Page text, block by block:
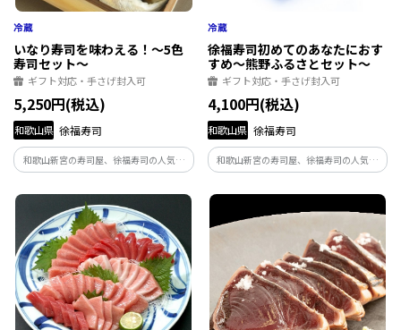
いなり寿司を味わえる！～5色
寿司セット～
ギフト対応・手さげ封入可
5,250円(税込)
和歌山県 徐福寿司
和歌山新宮の寿司屋、徐福寿司の人気商
品を詰め合わせた「5色セット」です。 さ
んま姿寿司・のり巻・昆布巻寿司・玉子
巻寿司・いなり寿司が入り、ボリューム
たっぷり！大人数での集まりに最適です。
徐福寿司初めてのあなたにおす
すめ～熊野ふるさとセット～
ギフト対応・手さげ封入可
4,100円(税込)
和歌山県 徐福寿司
和歌山新宮の寿司屋、徐福寿司の人気商
品を詰め合わせた「熊野ふるさとセッ
ト」です。さんま姿寿司、玉子巻寿司、昆
を詰め合わせ、徐福寿司を初めて食べる
方におすすめです。